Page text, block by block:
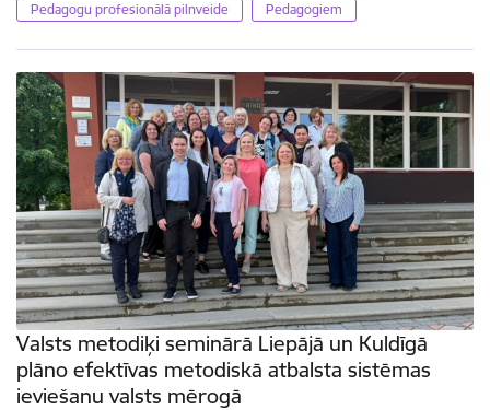
Pedagogu profesionālā pilnveide Pedagogiem
Valsts metodiķi seminārā Liepājā un Kuldīgā
plāno efektīvas metodiskā atbalsta sistēmas
ieviešanu valsts mērogā